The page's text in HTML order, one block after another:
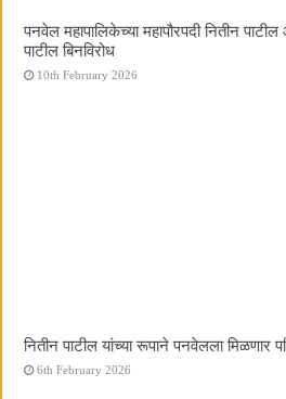
पनवेल महापालिकेच्या महापौरपदी नितीन
पाटील बिनविरोध
10th February 2026
नितीन पाटील यांच्या रूपाने पनवेलला मिळणार
6th February 2026